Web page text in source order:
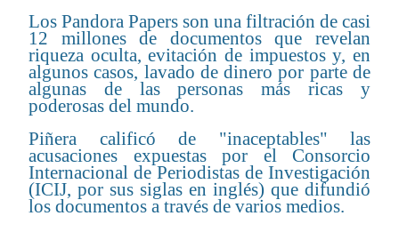
Los Pandora Papers son una filtración de casi
12 millones de documentos que revelan
riqueza oculta, evitación de impuestos y, en
algunos casos, lavado de dinero por parte de
algunas de las personas más ricas y
poderosas del mundo.
Piñera calificó de "inaceptables" las
acusaciones expuestas por el Consorcio
Internacional de Periodistas de Investigación
(ICIJ, por sus siglas en inglés) que difundió
los documentos a través de varios medios.